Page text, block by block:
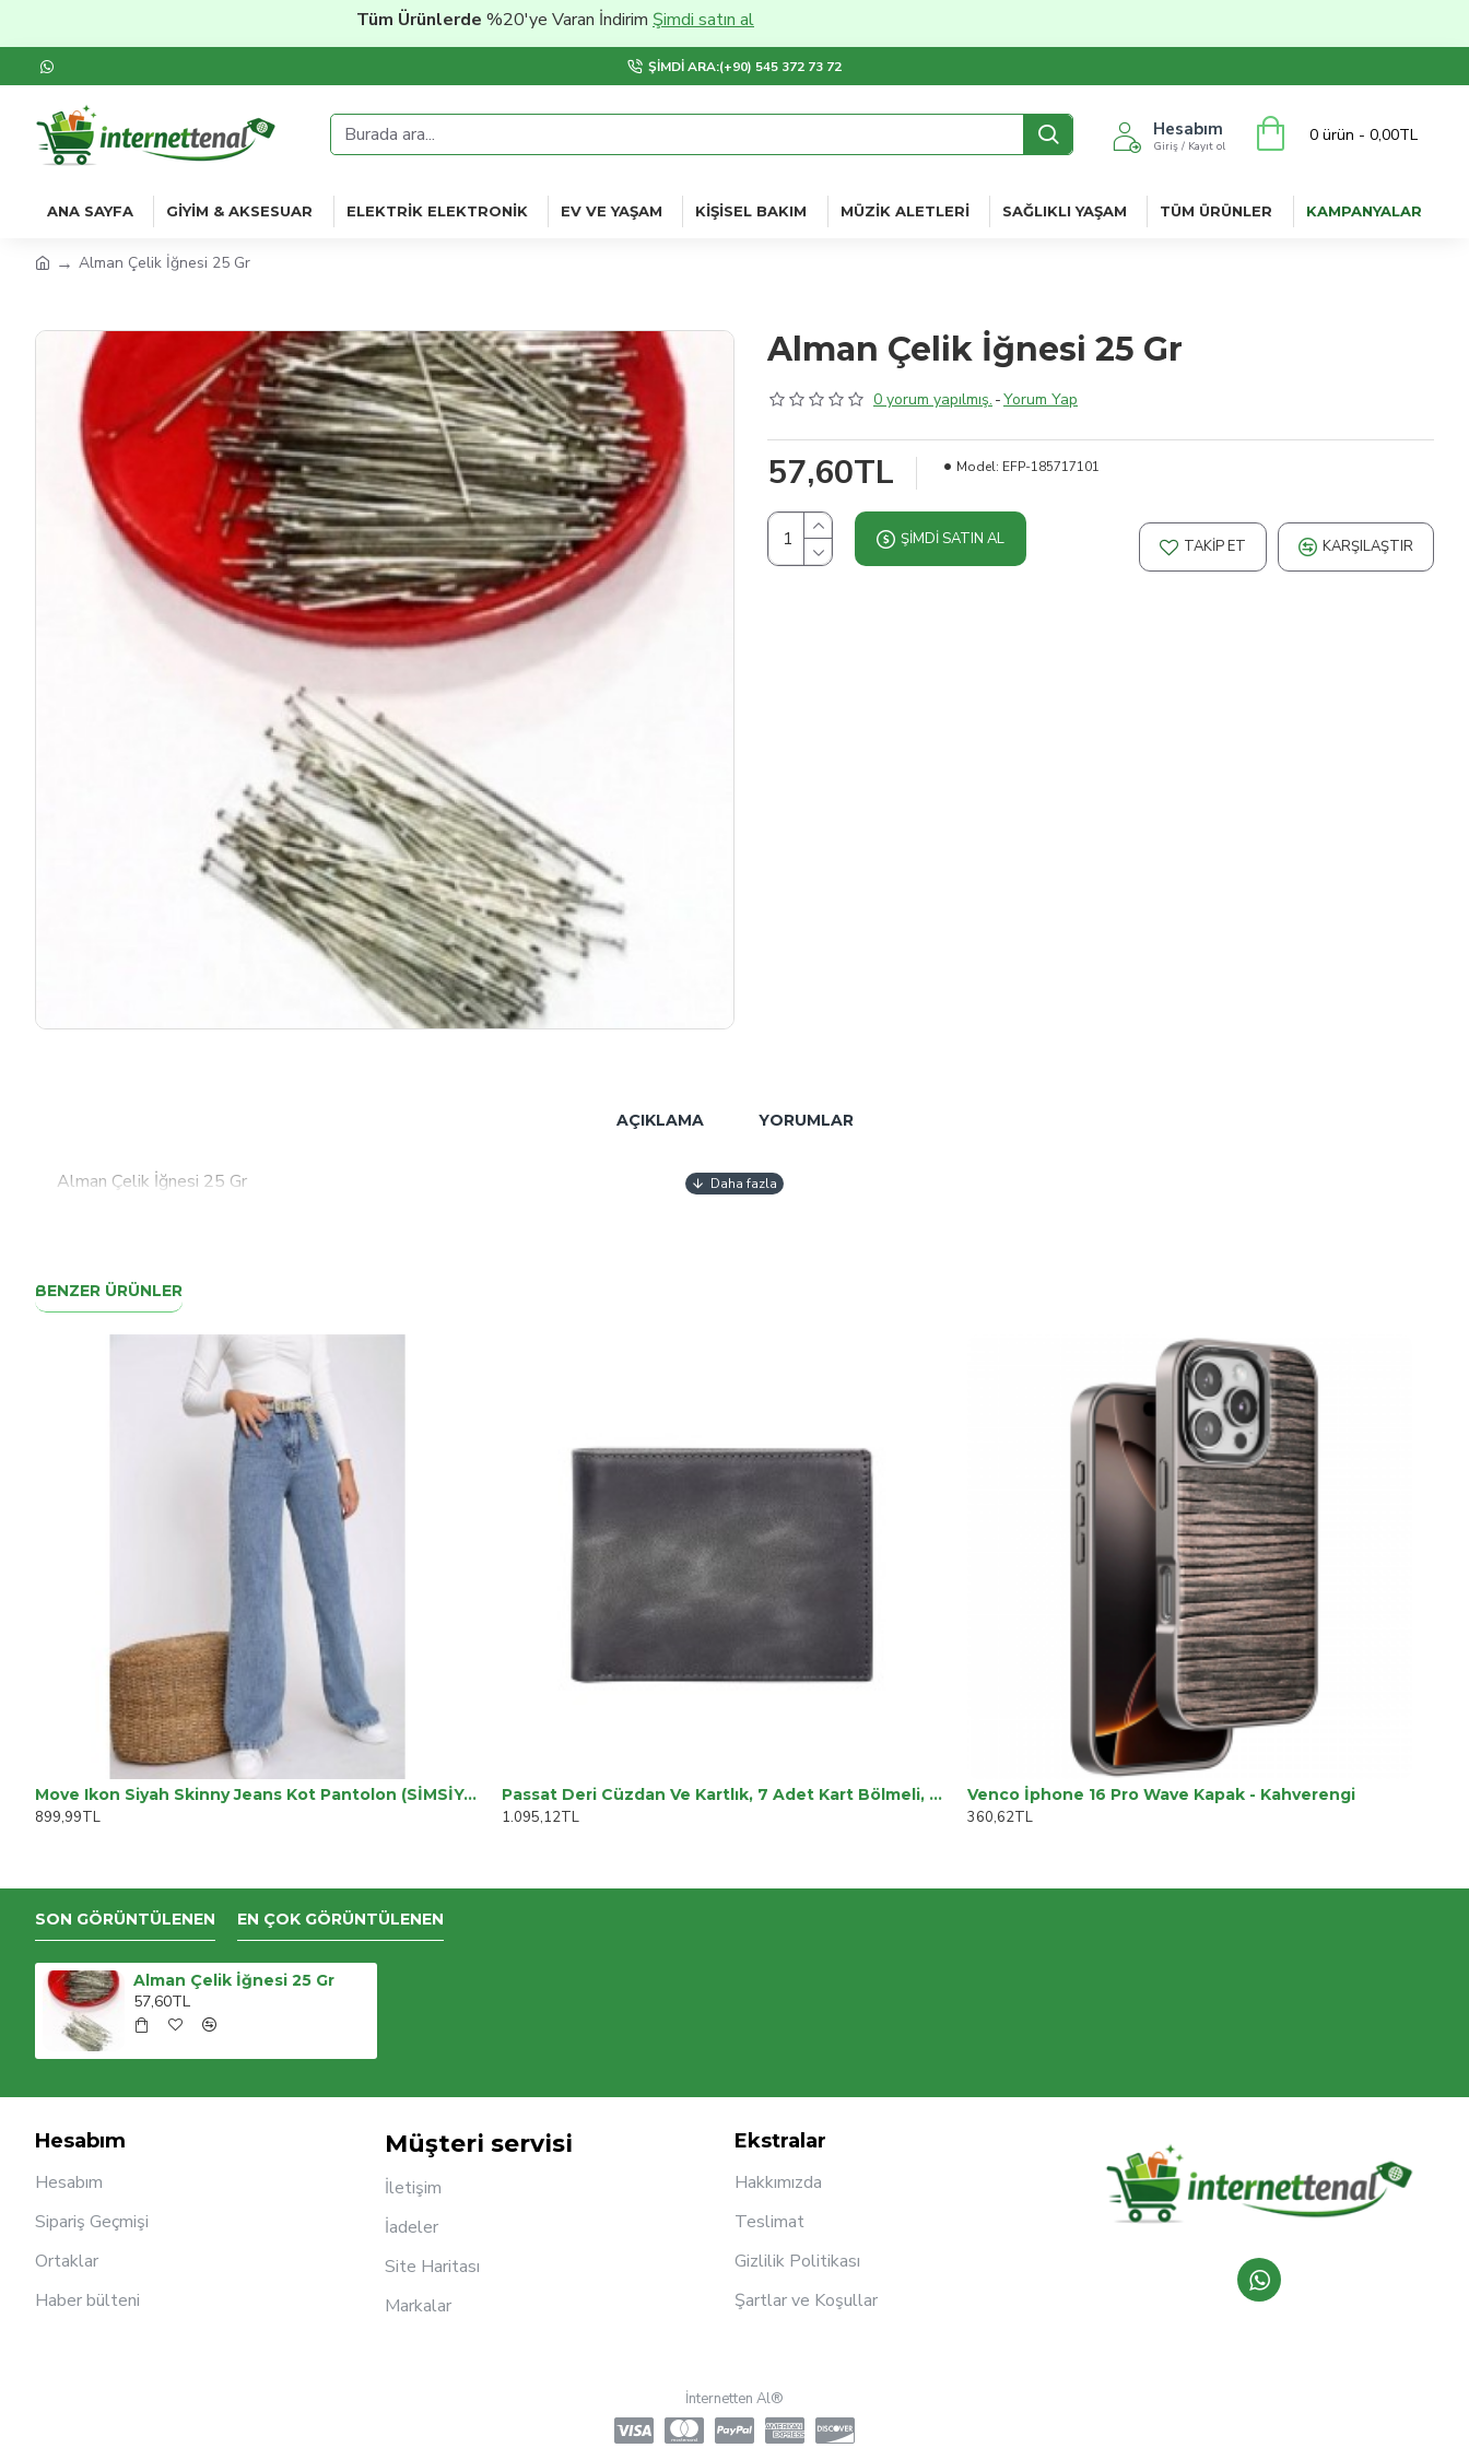
Tüm Ürünlerde%20'ye Varan İndirimŞimdi satın al
ŞIMDI ARA:(+90) 545 372 73 72
Hesabım
Giriş / Kayıt ol
0 ürün - 0,00TL
ANA SAYFA GIYIM & AKSESUAR ELEKTRIK ELEKTRONIK EV VE YAŞAM KIŞISEL BAKIM MÜZIK ALETLERI SAĞLIKLI YAŞAM TÜM ÜRÜNLER KAMPANYALAR
Alman Çelik İğnesi 25 Gr
Alman Çelik İğnesi 25 Gr
0 yorum yapılmış. -Yorum Yap
57,60TL Model: EFP-185717101
ŞIMDI SATIN AL TAKIP ET KARŞILAŞTIR
AÇIKLAMA YORUMLAR
Alman Çelik İğnesi 25 Gr
BENZER ÜRÜNLER
Move Ikon Siyah Skinny Jeans Kot Pantolon (SİMSİYAH)
899,99TL
Passat Deri Cüzdan Ve Kartlık, 7 Adet Kart Bölmeli, Antik Gri
1.095,12TL
Venco İphone 16 Pro Wave Kapak - Kahverengi
360,62TL
SON GÖRÜNTÜLENEN EN ÇOK GÖRÜNTÜLENEN
Alman Çelik İğnesi 25 Gr
57,60TL
Hesabım
Hesabım
Sipariş Geçmişi
Ortaklar
Haber bülteni
Müşteri servisi
İletişim
İadeler
Site Haritası
Markalar
Ekstralar
Hakkımızda
Teslimat
Gizlilik Politikası
Şartlar ve Koşullar
İnternetten Al®